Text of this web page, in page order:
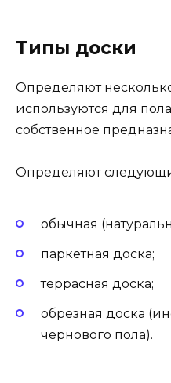
Типы доски
Определяют
используются для
собственное
Определяют
обычная
паркетная доска;
террасная доска;
обрезная доска
чернового пола).